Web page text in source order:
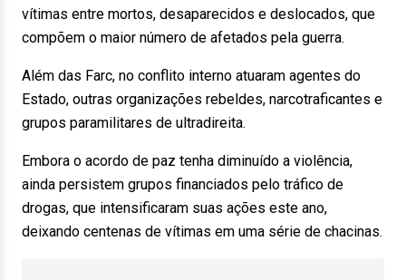
vítimas entre mortos, desaparecidos e deslocados, que
compõem o maior número de afetados pela guerra.
Além das Farc, no conflito interno atuaram agentes do
Estado, outras organizações rebeldes, narcotraficantes e
grupos paramilitares de ultradireita.
Embora o acordo de paz tenha diminuído a violência,
ainda persistem grupos financiados pelo tráfico de
drogas, que intensificaram suas ações este ano,
deixando centenas de vítimas em uma série de chacinas.